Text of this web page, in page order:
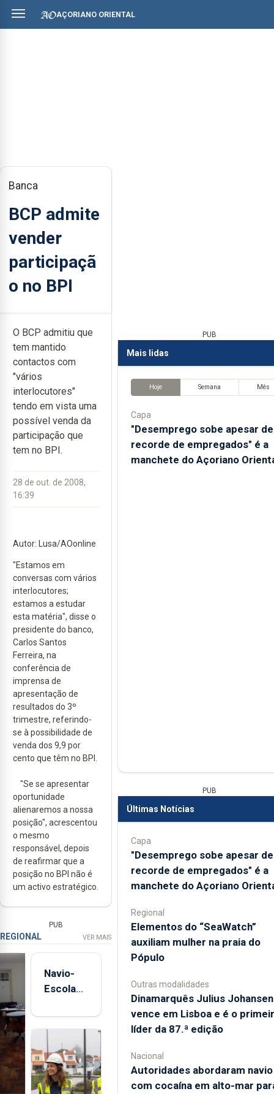
AÇORIANO ORIENTAL
Banca
BCP admite
vender
participaçã
o no BPI
O BCP admitiu que
tem mantido
contactos com
"vários
interlocutores"
tendo em vista uma
possível venda da
participação que
tem no BPI.
28 de out. de 2008,
16:39
Autor: Lusa/AOonline
"Estamos em
conversas com vários
interlocutores;
estamos a estudar
esta matéria", disse o
presidente do banco,
Carlos Santos
Ferreira, na
conferência de
imprensa de
apresentação de
resultados do 3º
trimestre, referindo-
se à possibilidade de
venda dos 9,9 por
cento que têm no BPI.
"Se se apresentar
oportunidade
alienaremos a nossa
posição", acrescentou
o mesmo
responsável, depois
de reafirmar que a
posição no BPI não é
um activo estratégico.
PUB
REGIONAL VER MAIS
Navio-
Escola
está de
aos
Açores
PUB
Mais lidas
Hoje Semana Mês
Capa
"Desemprego sobe apesar de
recorde de empregados" é a
manchete do Açoriano
PUB
Últimas Notícias
Capa
"Desemprego sobe apesar de
recorde de empregados" é a
manchete do Açoriano
Regional
​Elementos do “SeaWatch”
auxiliam mulher na praia do
Pópulo
Outras modalidades
Dinamarquês Julius Johansen
vence em Lisboa e é o
líder da 87.ª edição
Nacional
Autoridades abordaram navio
com cocaína em alto-mar